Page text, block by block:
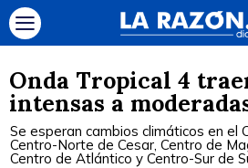
Onda Tropical 4
intensas a
Se esperan cambios climáticos en el
Centro-Norte de Cesar, Centro de
Centro de Atlántico y Centro-Sur de